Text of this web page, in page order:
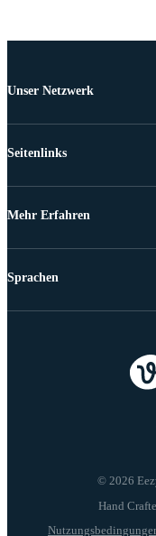
Unser Netzwerk
Seitenlinks
Mehr Erfahren
© 2026
Sprachen